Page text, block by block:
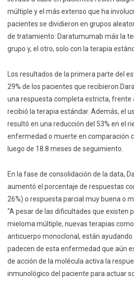
múltiple y el más extenso que ha
pacientes se dividieron en grupos
de tratamiento: Daratumumab más la
grupo y, el otro, solo con la terapia
Los resultados de la primera parte del
29% de los pacientes que recibieron
una respuesta completa estricta, frente
recibió la terapia estándar. Además, el
resultó en una reducción del 53% en el
enfermedad o muerte en comparación
luego de 18.8 meses de seguimiento.
En la fase de consolidación de la data,
aumentó el porcentaje de respuestas
26%) o respuesta parcial muy buena o
“A pesar de las dificultades que existen
mieloma múltiple, nuevas terapias
anticuerpo monoclonal, están ayudando
padecen de esta enfermedad que aún
de acción de la molécula activa la
inmunológico del paciente para actuar